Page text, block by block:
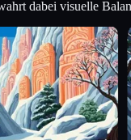
dabei visuelle